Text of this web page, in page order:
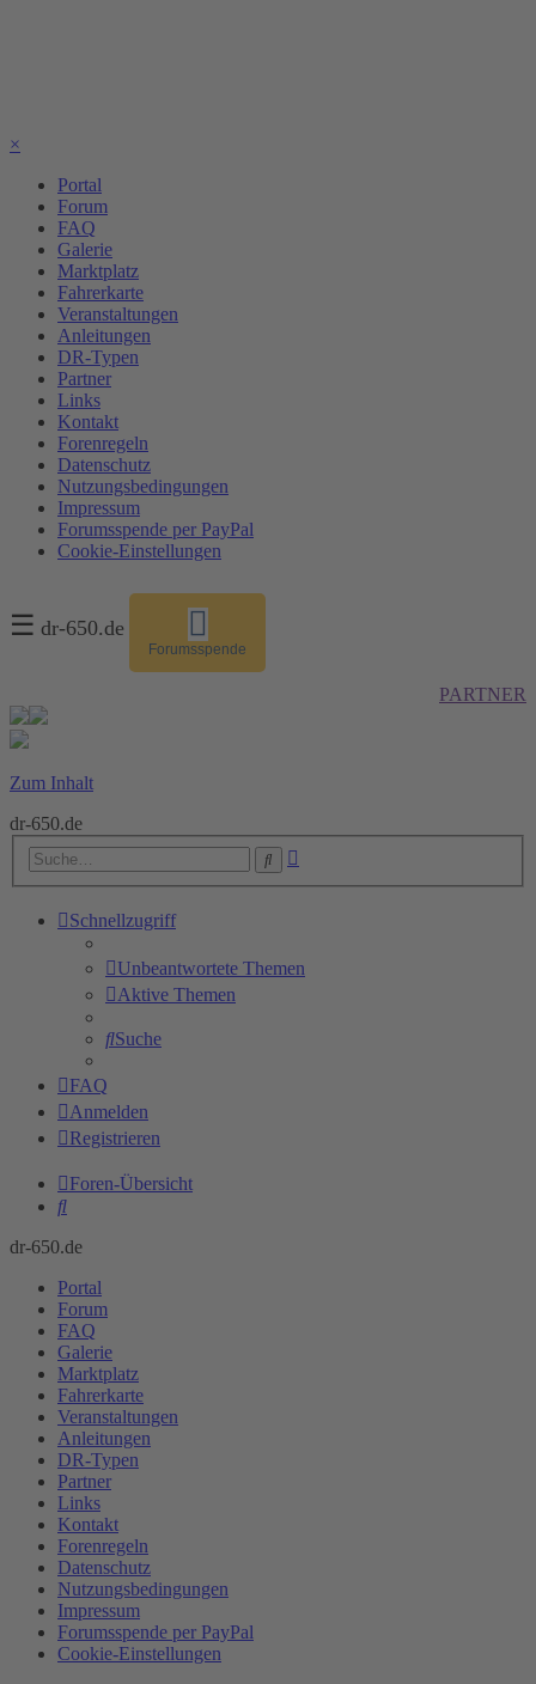
×
Portal
Forum
FAQ
Galerie
Marktplatz
Fahrerkarte
Veranstaltungen
Anleitungen
DR-Typen
Partner
Links
Kontakt
Forenregeln
Datenschutz
Nutzungsbedingungen
Impressum
Forumsspende per PayPal
Cookie-Einstellungen
☰ dr-650.de
Forumsspende
PARTNER
Zum Inhalt
dr-650.de
Suche
Schnellzugriff
Unbeantwortete Themen
Aktive Themen
Suche
FAQ
Anmelden
Registrieren
Foren-Übersicht
Suche
dr-650.de
Portal
Forum
FAQ
Galerie
Marktplatz
Fahrerkarte
Veranstaltungen
Anleitungen
DR-Typen
Partner
Links
Kontakt
Forenregeln
Datenschutz
Nutzungsbedingungen
Impressum
Forumsspende per PayPal
Cookie-Einstellungen